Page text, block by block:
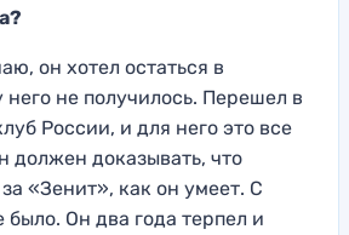
он хотел остаться в
него не получилось. Перешел в
России, и для него это все
должен доказывать, что
«Зенит», как он умеет. С
Он два года терпел и